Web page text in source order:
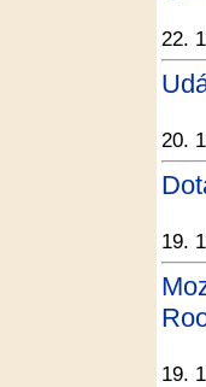
22.
20.
19.
19.